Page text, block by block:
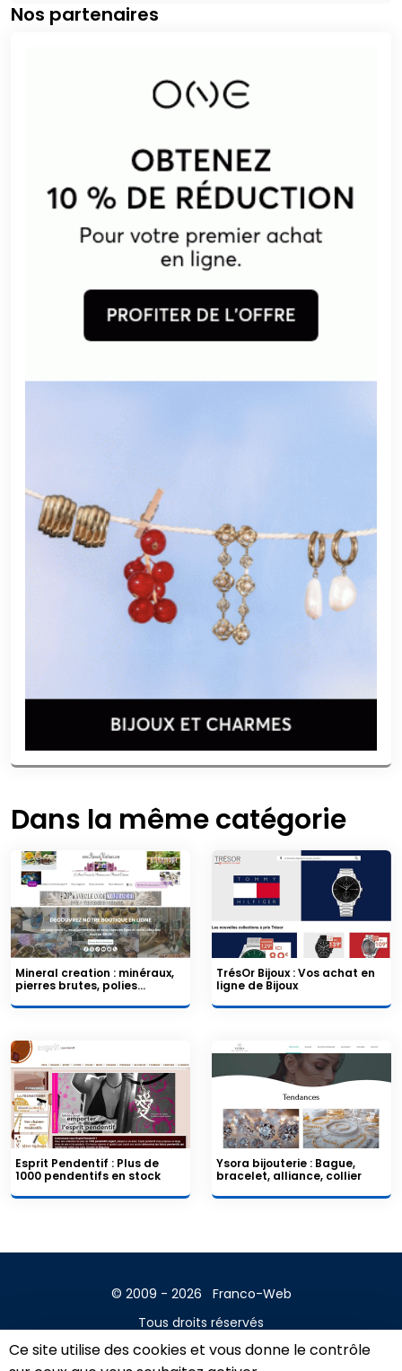
Ce site utilise des cookies et vous donne le contrôle
Nos partenaires
Dans la même catégorie
Mineral creation : minéraux,
pierres brutes, polies...
TrésOr Bijoux : Vos achat en
ligne de Bijoux
Esprit Pendentif : Plus de
1000 pendentifs en stock
Ysora bijouterie : Bague,
bracelet, alliance, collier
© 2009 - 2026
Franco-Web
Tous droits réservés
Contact